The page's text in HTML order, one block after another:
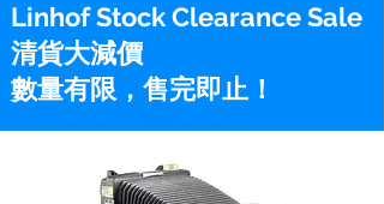
Linhof Stock Clearance Sale
清貨大減價
數量有限，售完即止！